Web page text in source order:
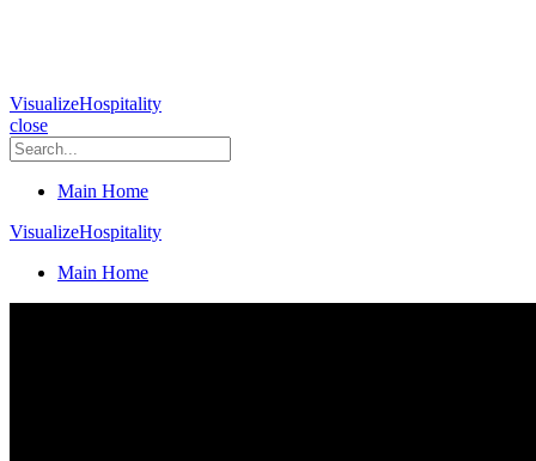
VisualizeHospitality
close
Main Home
VisualizeHospitality
Main Home